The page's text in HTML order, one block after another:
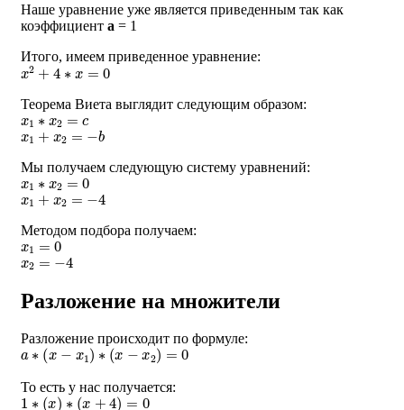
Наше уравнение уже является приведенным так как
коэффициент a = 1
Итого, имеем приведенное уравнение:
x2+4∗x=0
Теорема Виета выглядит следующим образом:
x1∗x2= c
x1 + x2 =− b
Мы получаем следующую систему уравнений:
x1∗x2=0
x1 + x2 =− 4
Методом подбора получаем:
x1=0
x2 =−4
Разложение на множители
Разложение происходит по формуле:
a ∗(x−x1)∗ (x−x2)=0
То есть у нас получается:
1∗(x)∗( x+4 )=0